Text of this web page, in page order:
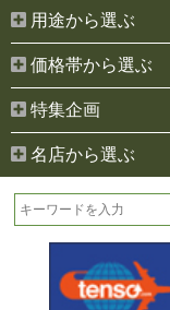
用途から選ぶ
価格帯から選ぶ
特集企画
名店から選ぶ